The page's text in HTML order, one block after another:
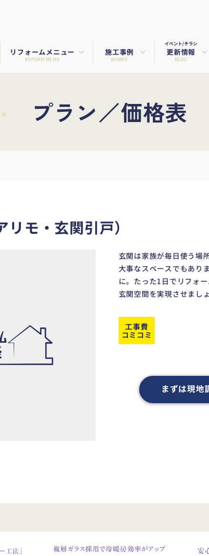
リフォームメニュー
REFORM MENU
施工事例
WORKS
イベント/チラシ
更新情報
BLOG
プラン／価格表
モ・玄関引戸）
玄関は家族が毎日使う場
大事なスペースでもあり
に。たった1日でリフォ
玄関空間を実現させましょ
工事費
コミコミ
まずは現地